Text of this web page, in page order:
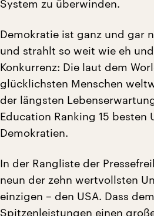
System zu überwinden.
Demokratie ist ganz und gar
und strahlt so weit wie eh
Konkurrenz: Die laut dem
glücklichsten Menschen
der längsten
Education Ranking 15
Demokratien.
In der Rangliste der
neun der zehn wertvollsten
einzigen – den USA. Dass
Spitzenleistungen einen